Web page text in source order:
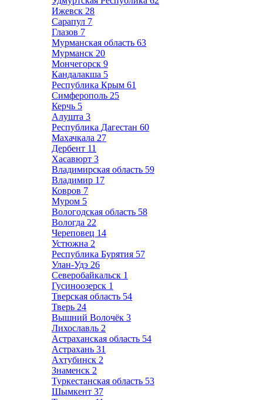
Ижевск 28
Сарапул 7
Глазов 7
Мурманская область 63
Мурманск 20
Мончегорск 9
Кандалакша 5
Республика Крым 61
Симферополь 25
Керчь 5
Алушта 3
Республика Дагестан 60
Махачкала 27
Дербент 11
Хасавюрт 3
Владимирская область 59
Владимир 17
Ковров 7
Муром 5
Вологодская область 58
Вологда 22
Череповец 14
Устюжна 2
Республика Бурятия 57
Улан-Удэ 26
Северобайкальск 1
Гусиноозерск 1
Тверская область 54
Тверь 24
Вышний Волочёк 3
Лихославль 2
Астраханская область 54
Астрахань 31
Ахтубинск 2
Знаменск 2
Туркестанская область 53
Шымкент 37